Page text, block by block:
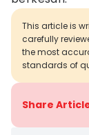
This article is
carefully
the most
standards of
Share